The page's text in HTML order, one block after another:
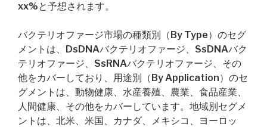
xx%と予想されます。
バクテリオファージ市場の種類別（By Type）のセグ
メントは、DsDNAバクテリオファージ、SsDNAバク
テリオファージ、SsRNAバクテリオファージ、その
他をカバーしており、用途別（By Application）のセ
グメントは、動物健康、水産養殖、農業、食品産業、
人間健康、その他をカバーしています。地域別セグメ
ントは、北米、米国、カナダ、メキシコ、ヨーロッ